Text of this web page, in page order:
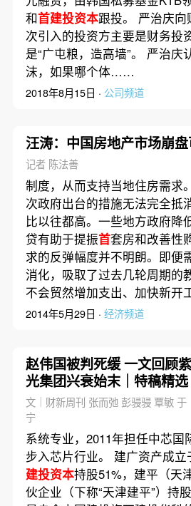
和首建投资本跟投。 严治庆
次引入的投资方主要是财务投
是“广屯粮，造高墙”。 严治庆
沫，如果哪个体……
2018年8月15日 · 公司频道
汪涛：中国房地产市场崩
记者 陈法善
制度，从而支持当地住房需求
次政府出台的措施无法完全抵
比以往都高。一些地方政府降
贷有助于提振首套房和改善性
求的反弹幅度并不明朗。即便
消化，吸取了过去几轮周期的
不会贸然增加支出、加快新
2014年5月29日 · 经济频道
赵伟国被判死缓 一文回顾紫
光集团兴衰始末｜特稿精选
文｜财新周刊 张而弛 彭骎骎 覃敏 于
宁
系统专业，2011年担任中芯国
步入芯片行业。 建广资产成立
建投资本持股51%，建平（天
伙企业（下称“天津建平”）持